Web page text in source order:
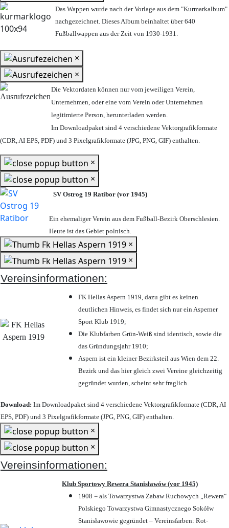
Das Wappen wurde nach der Vorlage aus dem "Kurmarkalbum"
nachgezeichnet. Dieses Album beinhaltet über 640
Fußballwappen aus der Zeit von 1930-1931.
×
×
Die Vektordaten können nur vom jeweiligen Verein,
Unternehmen, oder eine vom Verein oder Unternehmen
legitimierte Person, herunterladen werden.
Im Downloadpaket sind 4 verschiedene Vektorgrafikformate
(CDR, AI EPS, PDF) und 3 Pixelgrafikformate (JPG, PNG, GIF) enthalten.
×
×
SV Ostrog 19 Ratibor (vor 1945)
Ein ehemaliger Verein aus dem Fußball-Bezirk Oberschlesien.
Heute ist das Gebiet polnisch.
×
×
Vereinsinformationen:
FK Hellas Aspern 1919, dazu gibt es keinen
deutlichen Hinweis, es findet sich nur ein Asperner
Sport Klub 1919;
Die Klubfarben Grün-Weiß sind identisch, sowie die
das Gründungsjahr 1910;
Aspern ist ein kleiner Bezirksteil aus Wien dem 22.
Bezirk und das hier gleich zwei Vereine gleichzeitig
gegründet wurden, scheint sehr fraglich.
Download: Im Downloadpaket sind 4 verschiedene Vektorgrafikformate (CDR, AI
EPS, PDF) und 3 Pixelgrafikformate (JPG, PNG, GIF) enthalten.
×
×
Vereinsinformationen:
Klub Sportowy Rewera Stanisławów (vor 1945)
1908 = als Towarzystwa Zabaw Ruchowych „Rewera“
Polskiego Towarzystwa Gimnastycznego Sokółw
Stanisławowie gegründet – Vereinsfarben: Rot-